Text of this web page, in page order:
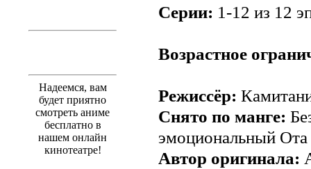
Надеемся, вам
будет приятно
смотреть аниме
бесплатно в
нашем онлайн
кинотеатре!
Серии: 1-12 из 12
Возрастное
Режиссёр:
Снято по манге:
эмоциональный Ота
Автор оригинала: